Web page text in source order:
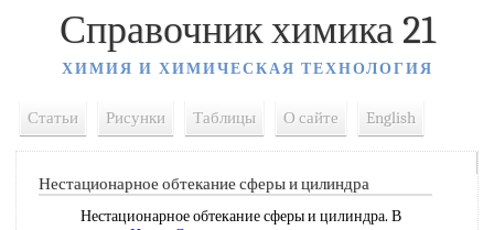
Справочник химика 21
ХИМИЯ И ХИМИЧЕСКАЯ ТЕХНОЛОГИЯ
Статьи Рисунки Таблицы О сайте English
Нестационарное обтекание сферы и цилиндра
Нестационарное обтекание сферы и цилиндра. В